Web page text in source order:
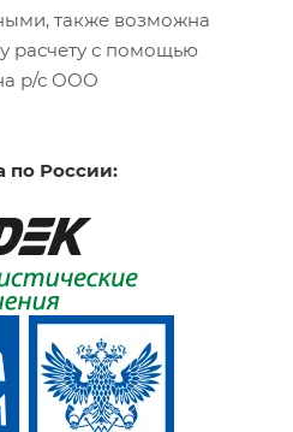
также возможна
расчету с помощью
р/с ООО
по России: